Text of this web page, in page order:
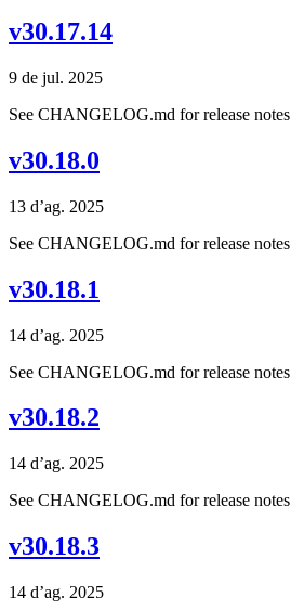
v30.17.14
9 de jul. 2025
See CHANGELOG.md for release notes
v30.18.0
13 d’ag. 2025
See CHANGELOG.md for release notes
v30.18.1
14 d’ag. 2025
See CHANGELOG.md for release notes
v30.18.2
14 d’ag. 2025
See CHANGELOG.md for release notes
v30.18.3
14 d’ag. 2025